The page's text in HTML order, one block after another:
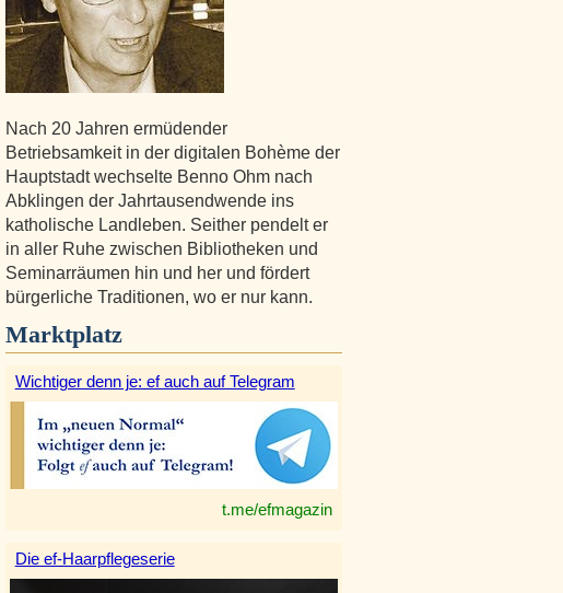
Nach 20 Jahren ermüdender
Betriebsamkeit in der digitalen Bohème der
Hauptstadt wechselte Benno Ohm nach
Abklingen der Jahrtausendwende ins
katholische Landleben. Seither pendelt er
in aller Ruhe zwischen Bibliotheken und
Seminarräumen hin und her und fördert
bürgerliche Traditionen, wo er nur kann.
Marktplatz
Wichtiger denn je: ef auch auf Telegram
t.me/efmagazin
Die ef-Haarpflegeserie